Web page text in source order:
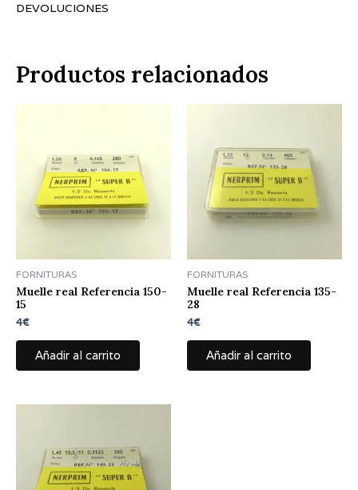
DEVOLUCIONES
Productos relacionados
FORNITURAS
Muelle real Referencia 150-
15
4€
Añadir al carrito
FORNITURAS
Muelle real Referencia 135-
28
4€
Añadir al carrito